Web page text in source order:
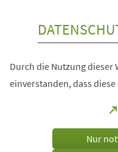
Durch die Nutzung dieser
einverstanden, dass
Nur